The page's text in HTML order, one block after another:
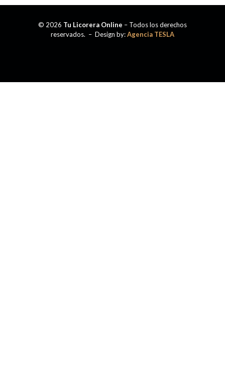
© 2026 Tu Licorera Online – Todos los derechos
reservados. – Design by:Agencia TESLA